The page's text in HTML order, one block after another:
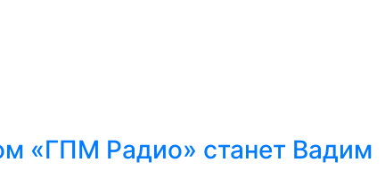
«ГПМ Радио» станет Вадим